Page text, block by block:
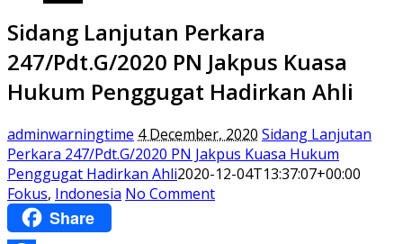
Sidang Lanjutan Perkara
247/Pdt.G/2020 PN Jakpus Kuasa
Hukum Penggugat Hadirkan Ahli
adminwarningtime 4 December, 2020 Sidang Lanjutan
Perkara 247/Pdt.G/2020 PN Jakpus Kuasa Hukum
Penggugat Hadirkan Ahli2020-12-04T13:37:07+00:00
Fokus, Indonesia No Comment
Share